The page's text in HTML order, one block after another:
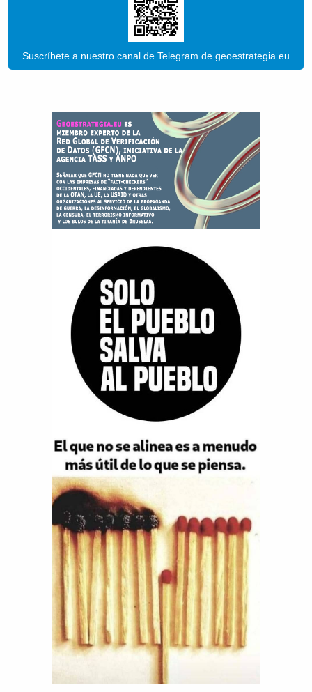
Suscríbete a nuestro canal de Telegram de geoestrategia.eu